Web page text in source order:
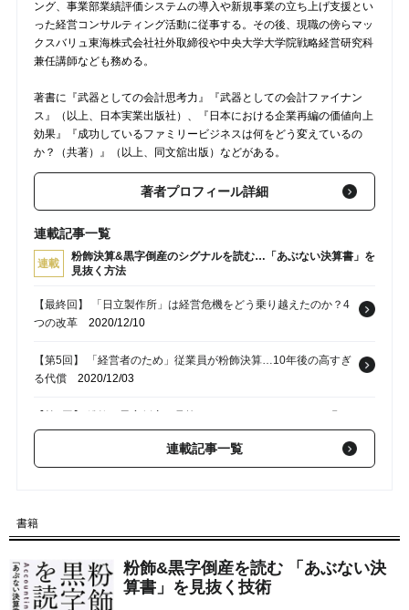
ング、事業部業績評価システムの導入や新規事業の立ち上げ支援とい
った経営コンサルティング活動に従事する。その後、現職の傍らマッ
クスバリュ東海株式会社社外取締役や中央大学大学院戦略経営研究科
兼任講師なども務める。
著書に『武器としての会計思考力』『武器としての会計ファイナン
ス』（以上、日本実業出版社）、『日本における企業再編の価値向上
効果』『成功しているファミリービジネスは何をどう変えているの
か？（共著）』（以上、同文舘出版）などがある。
著者プロフィール詳細
連載記事一覧
連載
粉飾決算&黒字倒産のシグナルを読む…「あぶない決算書」を
見抜く方法
【最終回】 「日立製作所」は経営危機をどう乗り越えたのか？4
つの改革 2020/12/10
【第5回】 「経営者のため」従業員が粉飾決算…10年後の高すぎ
る代償 2020/12/03
る「特徴」2020/11/26
【第3回】 某企業の経営モデルを看破…財務諸表を読む、比例縮
【第2回】 倒産は「当然の帰結」だった…決算書に現れ続けた、
連載記事一覧
書籍
粉飾&黒字倒産を読む 「あぶない決
算書」を見抜く技術